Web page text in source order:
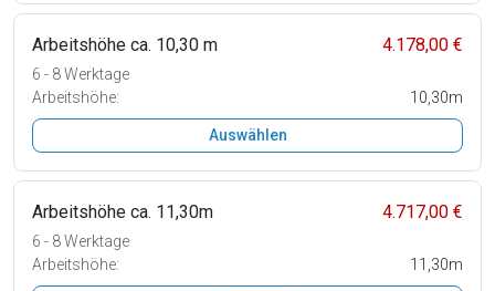
Arbeitshöhe ca. 10,30 m 4.178,00 €
6 - 8 Werktage
Arbeitshöhe:
10,30m
Auswählen
Arbeitshöhe ca. 11,30m 4.717,00 €
6 - 8 Werktage
Arbeitshöhe:
11,30m